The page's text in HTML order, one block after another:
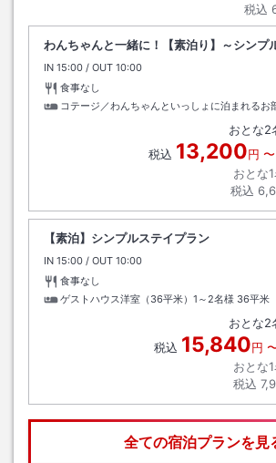
税込
わんちゃんと一緒に！【素泊り】～シンプ
IN チェックイン
15:00 / OUT チェックアウト
10:00
食事なし
コテージ／わんちゃんといっしょに泊まれるお
おとな2
税込 13,200円 〜
おとな
税込
【素泊】シンプルステイプラン
IN チェックイン
15:00 / OUT チェックアウト
10:00
食事なし
ゲストハウス洋室（36平米）1～2名様 36平米
おとな2
税込 15,840円
おとな
税込
全ての宿泊プランを見